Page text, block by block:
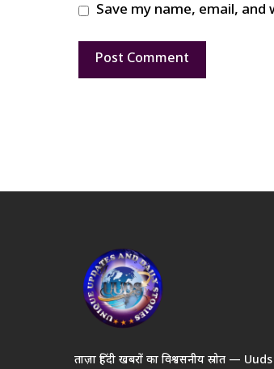
Save my name, email,
ताज़ा हिंदी खबरों का विश्वसनीय स्रोत — Uuds